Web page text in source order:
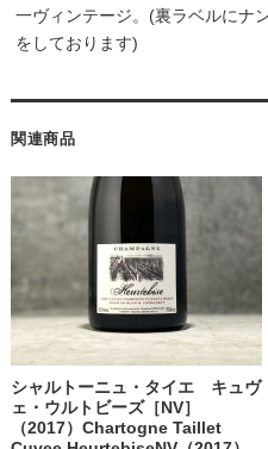
一ヴィンテージ。(裏ラベルにナ
をしております)
関連商品
シャルトーニュ・タイエ キュヴ
ェ・ウルトビーズ［NV］
（2017）Chartogne Taillet